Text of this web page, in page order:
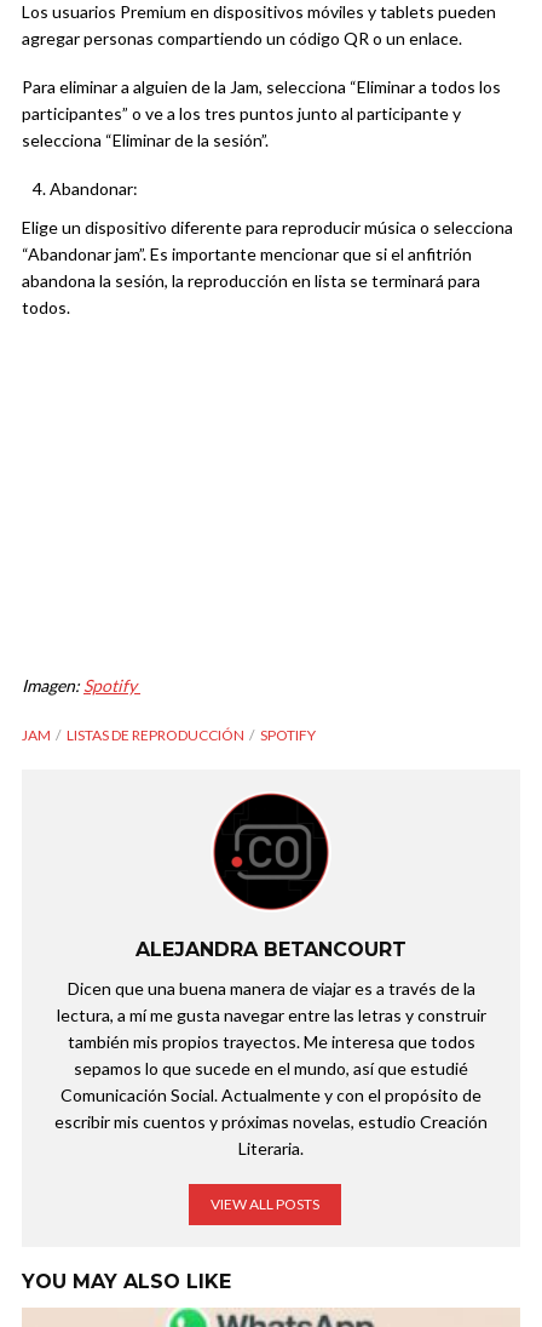
Los usuarios Premium en dispositivos móviles y tablets pueden
agregar personas compartiendo un código QR o un enlace.
Para eliminar a alguien de la Jam, selecciona “Eliminar a todos los
participantes” o ve a los tres puntos junto al participante y
selecciona “Eliminar de la sesión”.
Abandonar:
Elige un dispositivo diferente para reproducir música o selecciona
“Abandonar jam”. Es importante mencionar que si el anfitrión
abandona la sesión, la reproducción en lista se terminará para
todos.
Imagen: Spotify
JAM LISTAS DE REPRODUCCIÓN SPOTIFY
ALEJANDRA BETANCOURT
Dicen que una buena manera de viajar es a través de la
lectura, a mí me gusta navegar entre las letras y construir
también mis propios trayectos. Me interesa que todos
sepamos lo que sucede en el mundo, así que estudié
Comunicación Social. Actualmente y con el propósito de
escribir mis cuentos y próximas novelas, estudio Creación
Literaria.
VIEW ALL POSTS
YOU MAY ALSO LIKE